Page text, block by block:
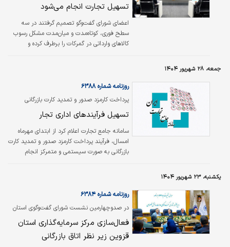
تسهیل تجارت انجام می‌شود
اعضای شورای گفت‌وگو تصمیم گرفتند در سه
سطح فوری، کوتاه‌مدت و میان‌مدت مشکل رسوب
کالاهای وارداتی در گمرکات را برطرف کرده و
جمعه، ۲۸ شهریور ۱۴۰۴
پرداخت کارمزد صدور و تمدید کارت بازرگانی
سیستمی می‌شود؛
روزنامه شماره ۶۳۸۸
تسهیل فرآیندهای اداری تجار
سامانه جامع تجارت اعلام کرد از ابتدای مهرماه
امسال، فرآیند پرداخت کارمزد صدور و تمدید کارت
بازرگانی به صورت سیستمی و متمرکز انجام
یکشنبه، ۲۳ شهریور ۱۴۰۴
در صدوچهارمین نشست شورای گفت‌وگوی استان
قزوین تصویب شد
روزنامه شماره ۶۳۸۴
فعال‌سازی مرکز سرمایه‌گذاری استان
قزوین زیر نظر اتاق بازرگانی